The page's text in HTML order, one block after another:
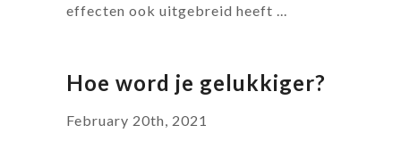
effecten ook uitgebreid heeft ...
Hoe word je gelukkiger?
February 20th, 2021